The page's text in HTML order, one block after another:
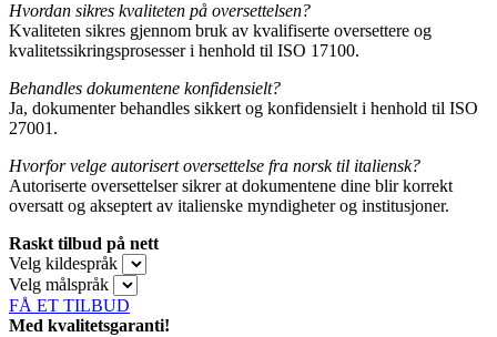
Hvordan sikres kvaliteten på oversettelsen?
Kvaliteten sikres gjennom bruk av kvalifiserte oversettere og
kvalitetssikringsprosesser i henhold til ISO 17100.
Behandles dokumentene konfidensielt?
Ja, dokumenter behandles sikkert og konfidensielt i henhold til ISO
27001.
Hvorfor velge autorisert oversettelse fra norsk til italiensk?
Autoriserte oversettelser sikrer at dokumentene dine blir korrekt
oversatt og akseptert av italienske myndigheter og institusjoner.
Raskt tilbud på nett
Velg kildespråk
Velg målspråk
FÅ ET TILBUD
Med kvalitetsgaranti!